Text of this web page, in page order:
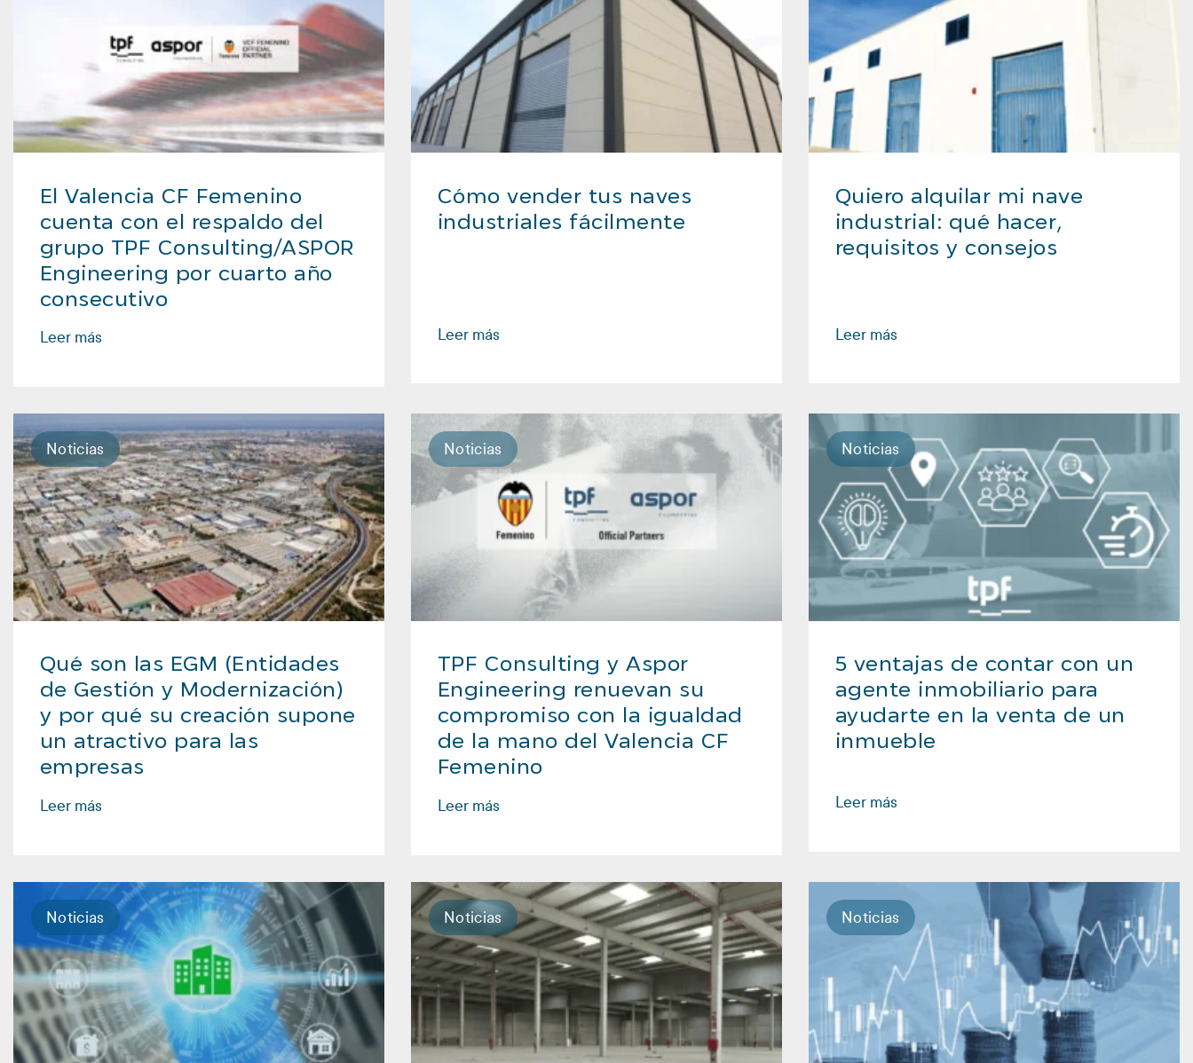
El Valencia CF Femenino
cuenta con el respaldo del
grupo TPF Consulting/ASPOR
Engineering por cuarto año
consecutivo
Leer más
Cómo vender tus naves
industriales fácilmente
Leer más
Quiero alquilar mi nave
industrial: qué hacer,
requisitos y consejos
Leer más
Noticias
Qué son las EGM (Entidades
de Gestión y Modernización)
y por qué su creación supone
un atractivo para las
empresas
Leer más
Noticias
TPF Consulting y Aspor
Engineering renuevan su
compromiso con la igualdad
de la mano del Valencia CF
Femenino
Leer más
Noticias
5 ventajas de contar con un
agente inmobiliario para
ayudarte en la venta de un
inmueble
Leer más
Noticias Noticias Noticias